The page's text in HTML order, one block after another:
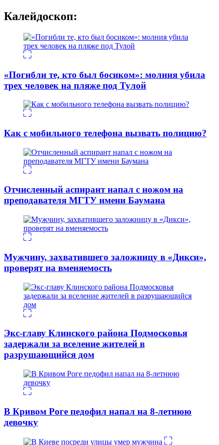
Калейдоскоп:
«Погибли те, кто был босиком»: молния убила
трех человек на пляже под Тулой
Как с мобильного телефона вызвать полицию?
Отчисленный аспирант напал с ножом на
преподавателя МГТУ имени Баумана
Мужчину, захватившего заложницу в «Дикси»,
проверят на вменяемость
Экс-главу Клинского района Подмосковья
задержали за вселение жителей в
разрушающийся дом
В Кривом Роге педофил напал на 8-летнюю
девочку